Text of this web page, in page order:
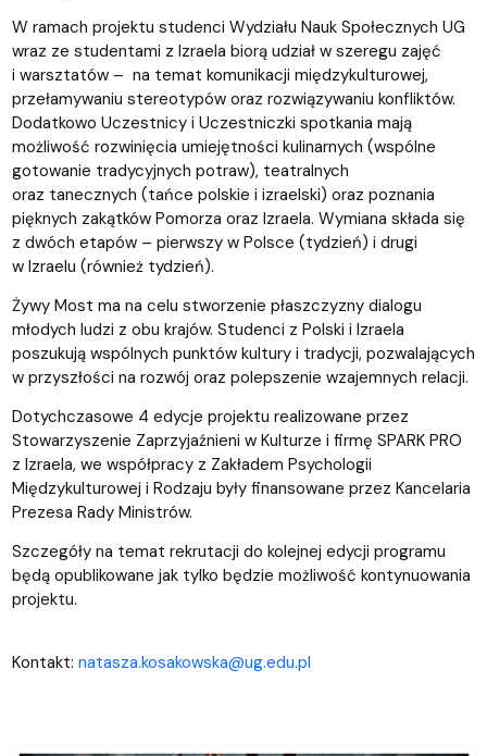
W ramach projektu studenci Wydziału Nauk Społecznych UG
wraz ze studentami z Izraela biorą udział w szeregu zajęć
i warsztatów – na temat komunikacji międzykulturowej,
przełamywaniu stereotypów oraz rozwiązywaniu konfliktów.
Dodatkowo Uczestnicy i Uczestniczki spotkania mają
możliwość rozwinięcia umiejętności kulinarnych (wspólne
gotowanie tradycyjnych potraw), teatralnych
oraz tanecznych (tańce polskie i izraelski) oraz poznania
pięknych zakątków Pomorza oraz Izraela. Wymiana składa się
z dwóch etapów – pierwszy w Polsce (tydzień) i drugi
w Izraelu (również tydzień).
Żywy Most ma na celu stworzenie płaszczyzny dialogu
młodych ludzi z obu krajów. Studenci z Polski i Izraela
poszukują wspólnych punktów kultury i tradycji, pozwalających
w przyszłości na rozwój oraz polepszenie wzajemnych relacji.
Dotychczasowe 4 edycje projektu realizowane przez
Stowarzyszenie Zaprzyjaźnieni w Kulturze i firmę SPARK PRO
z Izraela, we współpracy z Zakładem Psychologii
Międzykulturowej i Rodzaju były finansowane przez Kancelaria
Prezesa Rady Ministrów.
Szczegóły na temat rekrutacji do kolejnej edycji programu
będą opublikowane jak tylko będzie możliwość kontynuowania
projektu.
Kontakt: natasza.kosakowska@ug.edu.pl